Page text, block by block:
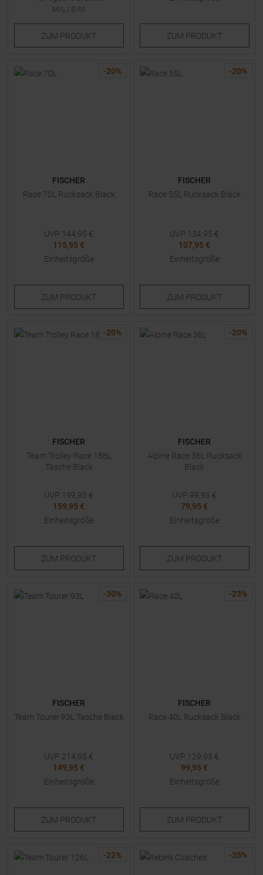
M/L | S/M
ZUM PRODUKT ZUM PRODUKT
-20%
FISCHER
Race 70L Rucksack Black
UVP 144,95 €
115,95 €
Einheitsgröße
ZUM PRODUKT
-20%
FISCHER
Race 55L Rucksack Black
UVP 134,95 €
107,95 €
Einheitsgröße
ZUM PRODUKT
-20%
FISCHER
Team Trolley Race 188L
Tasche Black
UVP 199,95 €
159,95 €
Einheitsgröße
ZUM PRODUKT
-20%
FISCHER
Alpine Race 36L Rucksack
Black
UVP 99,95 €
79,95 €
Einheitsgröße
ZUM PRODUKT
-30%
FISCHER
Team Tourer 93L Tasche Black
UVP 214,95 €
149,95 €
Einheitsgröße
ZUM PRODUKT
-23%
FISCHER
Race 40L Rucksack Black
UVP 129,95 €
99,95 €
Einheitsgröße
ZUM PRODUKT
-22% -35%